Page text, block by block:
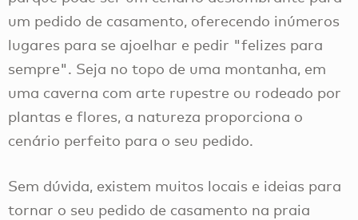
um pedido de casamento, oferecendo inúmeros
lugares para se ajoelhar e pedir "felizes para
sempre". Seja no topo de uma montanha, em
uma caverna com arte rupestre ou rodeado por
plantas e flores, a natureza proporciona o
cenário perfeito para o seu pedido.
Sem dúvida, existem muitos locais e ideias para
tornar o seu pedido de casamento na praia